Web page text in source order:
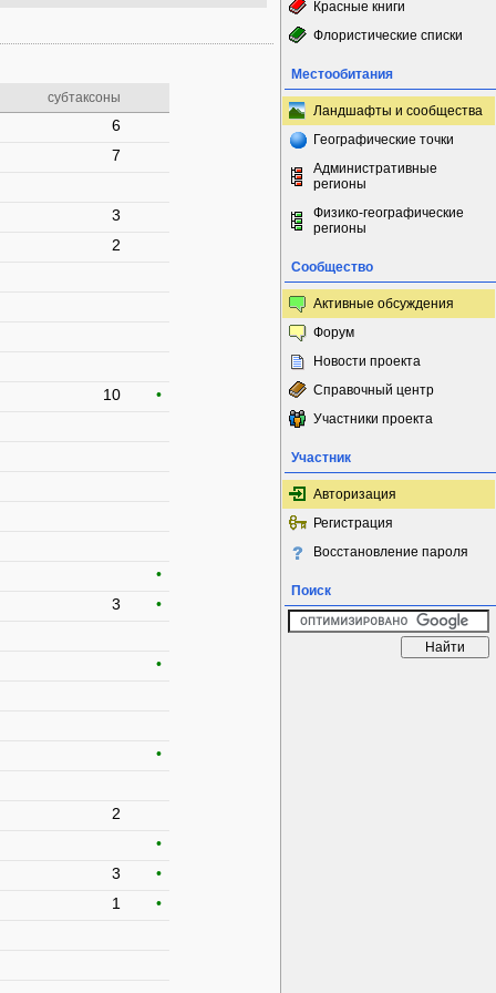
субтаксоны
6
7
3
2
10
•
•
3
•
•
•
2
•
3
•
1
•
Красные книги
Флористические списки
Местообитания
Ландшафты и сообщества
Географические точки
Административные
регионы
Физико-географические
регионы
Сообщество
Активные обсуждения
Форум
Новости проекта
Справочный центр
Участники проекта
Участник
Авторизация
Регистрация
Восстановление пароля
Поиск